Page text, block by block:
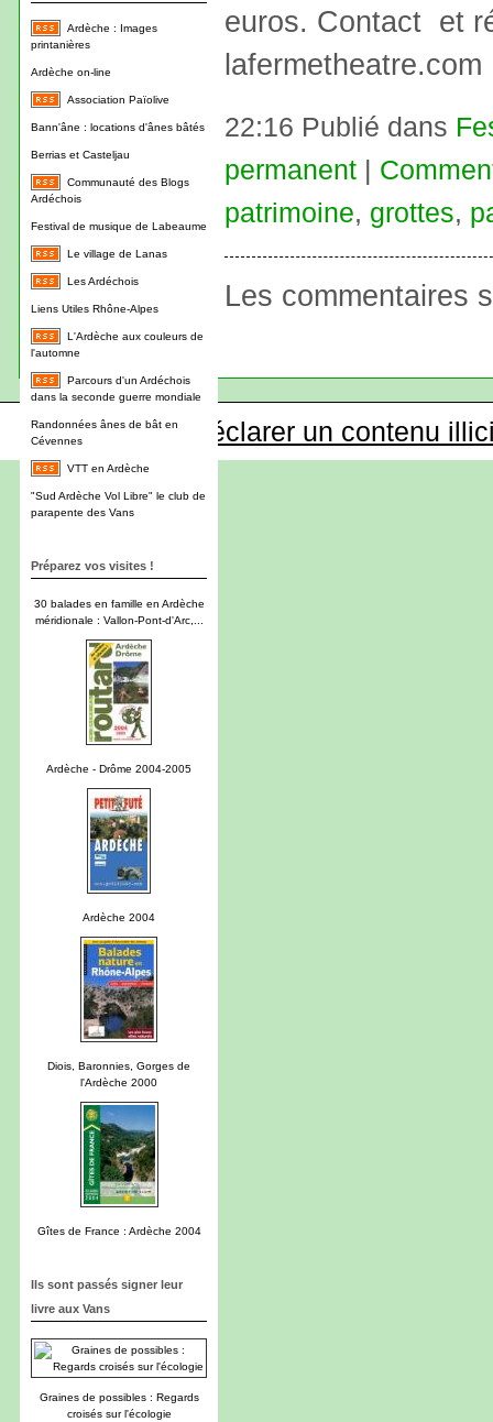
Ardèche : Images
printanières
Ardèche on-line
Association Païolive
Bann'âne : locations d'ânes bâtés
Berrias et Casteljau
Communauté des Blogs
Ardéchois
Festival de musique de Labeaume
Le village de Lanas
Les Ardéchois
Liens Utiles Rhône-Alpes
L'Ardèche aux couleurs de
l'automne
Parcours d'un Ardéchois
dans la seconde guerre mondiale
Randonnées ânes de bât en
Cévennes
VTT en Ardèche
"Sud Ardèche Vol Libre" le club de
parapente des Vans
Préparez vos visites !
30 balades en famille en Ardèche
méridionale : Vallon-Pont-d'Arc,...
Ardèche - Drôme 2004-2005
Ardèche 2004
Diois, Baronnies, Gorges de
l'Ardèche 2000
Gîtes de France : Ardèche 2004
Ils sont passés signer leur
livre aux Vans
Graines de possibles : Regards
croisés sur l'écologie
euros. Contact et
lafermetheatre.com
22:16 Publié dans
permanent
patrimoine, grottes,
Les commentaires
Déclarer un contenu